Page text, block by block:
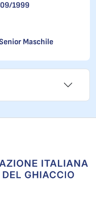
1999
Maschile